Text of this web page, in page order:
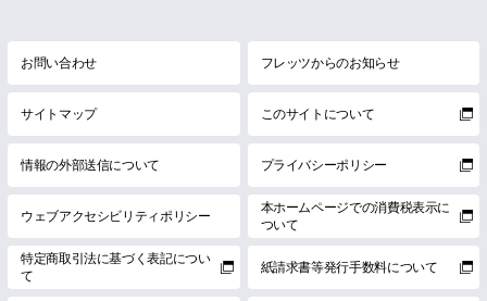
お問い合わせ フレッツからのお知らせ
サイトマップ このサイトについて
情報の外部送信について プライバシーポリシー
ウェブアクセシビリティポリシー
本ホームページでの消費税表示に
ついて
特定商取引法に基づく表記につい
て
紙請求書等発行手数料について